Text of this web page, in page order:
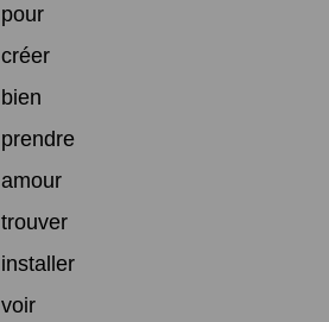
pour
créer
bien
prendre
amour
trouver
installer
voir